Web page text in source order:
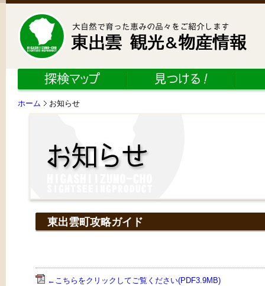
ホーム お知らせ
東出雲町攻略ガイド
←こちらをクリックしてご覧ください(PDF3.9MB)